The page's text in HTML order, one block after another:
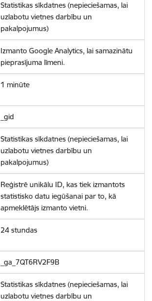
Statistikas sīkdatnes (nepieciešamas, lai
uzlabotu vietnes darbību un
pakalpojumus)
Izmanto Google Analytics, lai samazinātu
pieprasījuma līmeni.
1 minūte
_gid
Statistikas sīkdatnes (nepieciešamas, lai
uzlabotu vietnes darbību un
pakalpojumus)
Reģistrē unikālu ID, kas tiek izmantots
statistisko datu iegūšanai par to, kā
apmeklētājs izmanto vietni.
24 stundas
_ga_7QT6RV2F9B
Statistikas sīkdatnes (nepieciešamas, lai
uzlabotu vietnes darbību un